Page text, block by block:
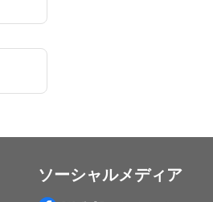
ソーシャルメディア